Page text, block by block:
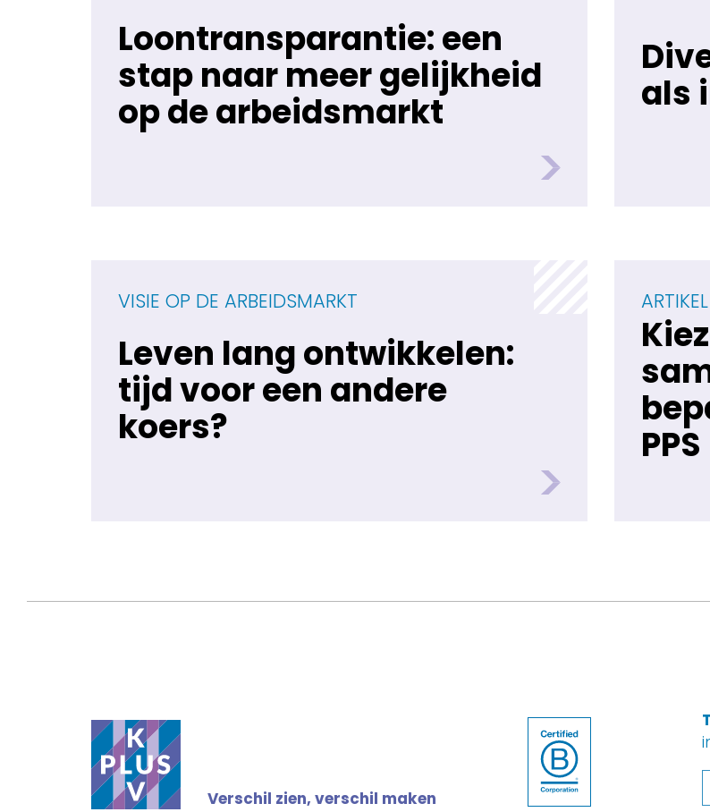
Loontransparantie: een
stap naar meer gelijkheid
op de arbeidsmarkt
als
VISIE OP DE ARBEIDSMARKT
Leven lang ontwikkelen:
tijd voor een andere
koers?
ARTIKEL
PPS
Verschil zien, verschil maken